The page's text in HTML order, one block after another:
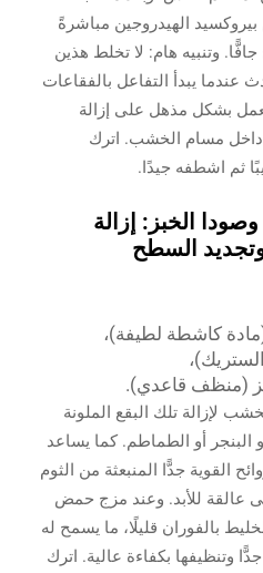
الهيدروجين مباشرةً
وتنبيه هام: لا تخلط هذين
عندما يبدأ التفاعل بالفقاعات
بشكل مذهل على إزالة
داخل مسام الخشب. اترك
ثم اشطفه جيدًا.
الخبز: إزالة
وتجديد السطح
كاشطة لطيفة)،
(منظف قاعدي).
لإزالة تلك البقع الملونة
البنجر أو الطماطم. كما يساعد
القوية جدًّا المنبعثة من الثوم
عالقة للأبد. وعند مزج حمض
بالفوران قليلًا، ما يسمح له
وتنظيفها بكفاءة عالية. اترك